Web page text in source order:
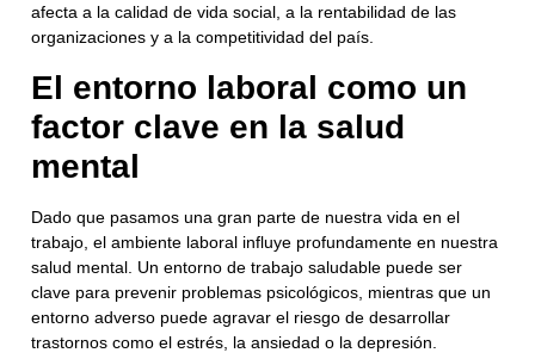
afecta a la calidad de vida social, a la rentabilidad de las
organizaciones y a la competitividad del país.
El entorno laboral como un
factor clave en la salud
mental
Dado que pasamos una gran parte de nuestra vida en el
trabajo, el ambiente laboral influye profundamente en nuestra
salud mental. Un entorno de trabajo saludable puede ser
clave para prevenir problemas psicológicos, mientras que un
entorno adverso puede agravar el riesgo de desarrollar
trastornos como el estrés, la ansiedad o la depresión.